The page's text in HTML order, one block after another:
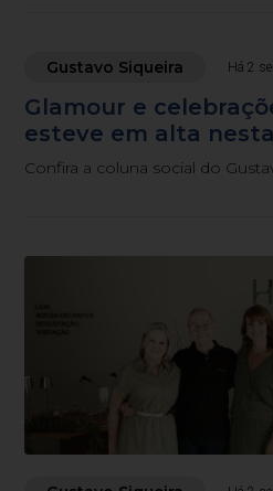
Gustavo Siqueira Há 2
Glamour e
esteve em alta
Confira a coluna social do